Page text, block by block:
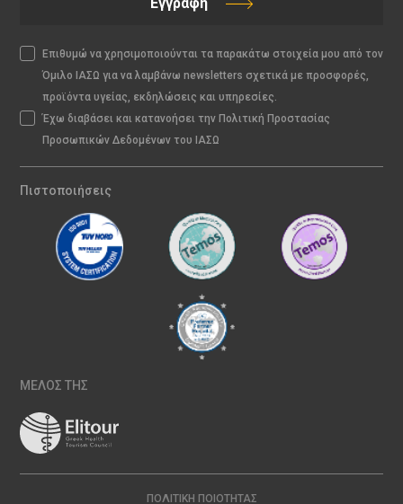
Επιθυμώ να χρησιμοποιούνται τα παρακάτω στοιχεία μου από τον
Όμιλο ΙΑΣΩ για να λαμβάνω newsletters σχετικά με προσφορές,
προϊόντα υγείας, εκδηλώσεις και υπηρεσίες.
Έχω διαβάσει και κατανοήσει την Πολιτική Προστασίας
Προσωπικών Δεδομένων του ΙΑΣΩ
Πιστοποιήσεις
ΜΕΛΟΣ ΤΗΣ
ΠΟΛΙΤΙΚΉ ΠΟΙΌΤΗΤΑΣ